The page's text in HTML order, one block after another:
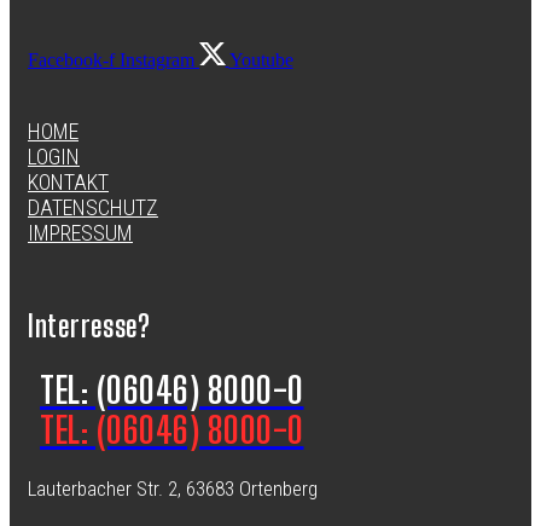
Facebook-f Instagram Youtube
HOME
LOGIN
KONTAKT
DATENSCHUTZ
IMPRESSUM
Interresse?
TEL: (06046) 8000-0
TEL: (06046) 8000-0
Lauterbacher Str. 2, 63683 Ortenberg